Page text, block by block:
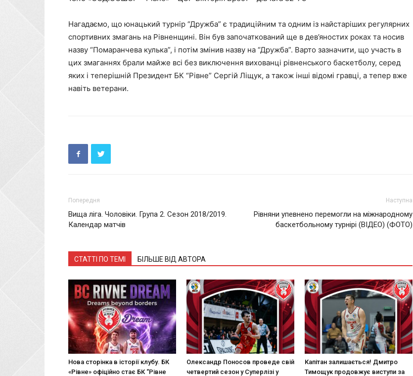
Нагадаємо, що юнацький турнір “Дружба” є традиційним та одним із найстаріших регулярних
спортивних змагань на Рівненщині. Він був започаткований ще в дев’яностих роках та носив
назву “Помаранчева кулька”, і потім змінив назву на “Дружба”. Варто зазначити, що участь в
цих змаганнях брали майже всі без виключення вихованці рівненського баскетболу, серед
яких і теперішній Президент БК “Рівне” Сергій Ліщук, а також інші відомі гравці, а тепер вже
навіть ветерани.
Попередня
Вища ліга. Чоловіки. Група 2. Сезон 2018/2019.
Календар матчів
Наступна
Рівняни упевнено перемогли на міжнародному
баскетбольному турнірі (ВІДЕО) (ФОТО)
СТАТТІ ПО ТЕМІ БІЛЬШЕ ВІД АВТОРА
Нова сторінка в історії клубу. БК
«Рівне» офіційно стає БК “Рівне
Олександр Поносов проведе свій
четвертий сезон у Суперлізі у
Капітан залишається! Дмитро
Тимощук продовжує виступи за